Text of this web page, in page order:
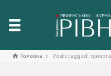
Головна Posts tagged: тривога